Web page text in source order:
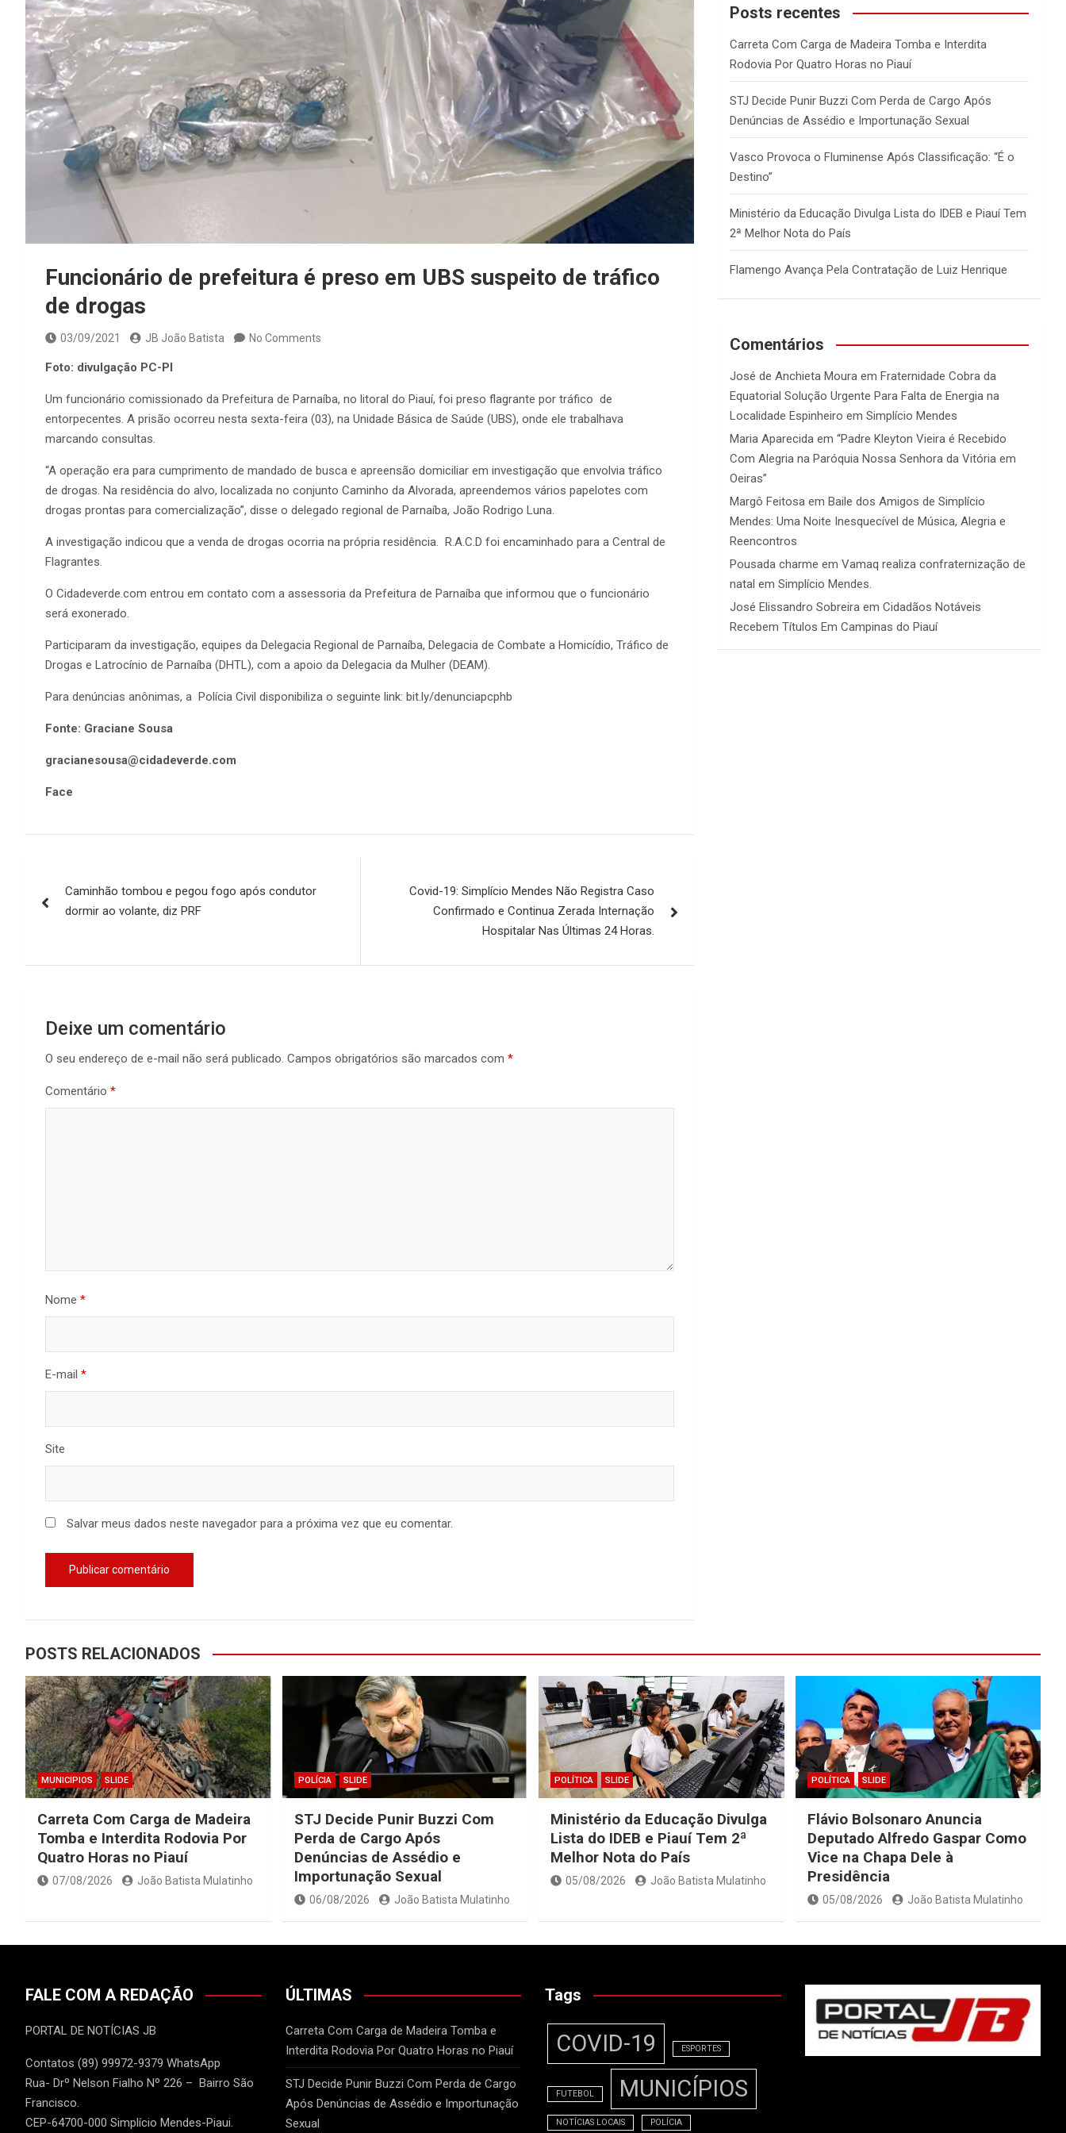
Funcionário de prefeitura é preso em UBS suspeito de tráfico
de drogas
03/09/2021 JB João Batista No Comments
Foto: divulgação PC-PI
Um funcionário comissionado da Prefeitura de Parnaíba, no litoral do Piauí, foi preso flagrante por tráfico de
entorpecentes. A prisão ocorreu nesta sexta-feira (03), na Unidade Básica de Saúde (UBS), onde ele trabalhava
marcando consultas.
“A operação era para cumprimento de mandado de busca e apreensão domiciliar em investigação que envolvia tráfico
de drogas. Na residência do alvo, localizada no conjunto Caminho da Alvorada, apreendemos vários papelotes com
drogas prontas para comercialização”, disse o delegado regional de Parnaíba, João Rodrigo Luna.
A investigação indicou que a venda de drogas ocorria na própria residência. R.A.C.D foi encaminhado para a Central de
Flagrantes.
O Cidadeverde.com entrou em contato com a assessoria da Prefeitura de Parnaíba que informou que o funcionário
será exonerado.
Participaram da investigação, equipes da Delegacia Regional de Parnaíba, Delegacia de Combate a Homicídio, Tráfico de
Drogas e Latrocínio de Parnaíba (DHTL), com a apoio da Delegacia da Mulher (DEAM).
Para denúncias anônimas, a Polícia Civil disponibiliza o seguinte link: bit.ly/denunciapcphb
Fonte: Graciane Sousa
gracianesousa@cidadeverde.com
Face
de
Caminhão tombou e pegou fogo após condutor
dormir ao volante, diz PRF
Covid-19: Simplício Mendes Não Registra Caso
Confirmado e Continua Zerada Internação
Hospitalar Nas Últimas 24 Horas.
Deixe um comentário
O seu endereço de e-mail não será publicado. Campos obrigatórios são marcados com *
Comentário *
Nome *
E-mail *
Site
Salvar meus dados neste navegador para a próxima vez que eu comentar.
c
Posts recentes
Carreta Com Carga de Madeira Tomba e Interdita
Rodovia Por Quatro Horas no Piauí
STJ Decide Punir Buzzi Com Perda de Cargo Após
Denúncias de Assédio e Importunação Sexual
Vasco Provoca o Fluminense Após Classificação: “É o
Destino”
Ministério da Educação Divulga Lista do IDEB e Piauí Tem
2ª Melhor Nota do País
Flamengo Avança Pela Contratação de Luiz Henrique
Comentários
José de Anchieta Moura emFraternidade Cobra da
Equatorial Solução Urgente Para Falta de Energia na
Localidade Espinheiro em Simplício Mendes
Maria Aparecida em“Padre Kleyton Vieira é Recebido
Com Alegria na Paróquia Nossa Senhora da Vitória em
Oeiras”
Margô Feitosa emBaile dos Amigos de Simplício
Mendes: Uma Noite Inesquecível de Música, Alegria e
Reencontros
Pousada charme emVamaq realiza confraternização de
natal em Simplício Mendes.
José Elissandro Sobreira emCidadãos Notáveis
Recebem Títulos Em Campinas do Piauí
POSTS RELACIONADOS
MUNICIPIOS SLIDE
Carreta Com Carga de Madeira
Tomba e Interdita Rodovia Por
Quatro Horas no Piauí
07/08/2026 João Batista Mulatinho
POLÍCIA SLIDE
STJ Decide Punir Buzzi Com
Perda de Cargo Após
Denúncias de Assédio e
Importunação Sexual
06/08/2026 João Batista Mulatinho
POLÍTICA SLIDE
Ministério da Educação Divulga
Lista do IDEB e Piauí Tem 2ª
Melhor Nota do País
05/08/2026 João Batista Mulatinho
POLÍTICA SLIDE
Flávio Bolsonaro Anuncia
Deputado Alfredo Gaspar Como
Vice na Chapa Dele à
Presidência
05/08/2026 João Batista Mulatinho
FALE COM A REDAÇÃO
PORTAL DE NOTÍCIAS JB
Contatos (89) 99972-9379 WhatsApp
Rua- Drº Nelson Fialho Nº 226 – Bairro São
Francisco.
CEP-64700-000 Simplício Mendes-Piaui.
ÚLTIMAS
Carreta Com Carga de Madeira Tomba e
Interdita Rodovia Por Quatro Horas no Piauí
STJ Decide Punir Buzzi Com Perda de Cargo
Após Denúncias de Assédio e Importunação
Sexual
Tags
COVID-19 ESPORTES
FUTEBOL MUNICÍPIOS
NOTÍCIAS LOCAIS POLÍCIA